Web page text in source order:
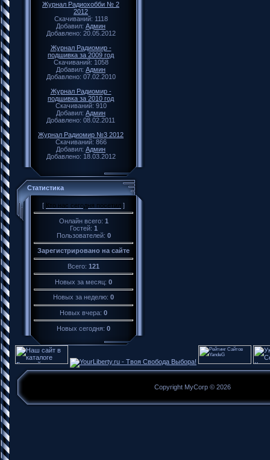
Журнал Радиохобби № 2
2012
Скачиваний: 1118
Добавил: Админ
Добавлено: 20.05.2012
Журнал Радиомир -
подшивка за 2009 год
Скачиваний: 1058
Добавил: Админ
Добавлено: 07.02.2010
Журнал Радиомир -
подшивка за 2010 год
Скачиваний: 910
Добавил: Админ
Добавлено: 08.02.2011
Журнал Радиомир №3 2012
Скачиваний: 866
Добавил: Админ
Добавлено: 18.03.2012
Статистика
[ Кто нас сегодня посетил ]
Онлайн всего: 1
Гостей: 1
Пользователей: 0
Зарегистрировано на сайте
Всего: 121
Новых за месяц: 0
Новых за неделю: 0
Новых вчера: 0
Новых сегодня: 0
Copyright MyCorp © 2026